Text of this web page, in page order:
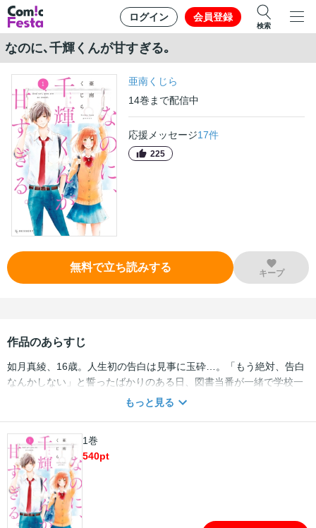
ログイン 会員登録
検索
なのに､千輝くんが甘すぎる｡
亜南くじら
14巻 まで配信中
応援メッセージ17件
225
無料で立ち読みする キープ
作品のあらすじ
如月真綾、16歳。人生初の告白は見事に玉砕…。「もう絶対、告白
なんかしない」と誓ったばかりのある日、図書当番が一緒で学校一
モテる千輝（ちぎら）くんに、失恋の傷を癒やすために「片想いご
こっご”をしているだけ。絶対に千輝くんのことを好きになっちゃい
けないのに―――!!?
もっと見る
1巻
540pt